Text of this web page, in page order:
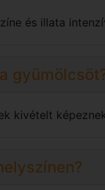
és illata
kivételt